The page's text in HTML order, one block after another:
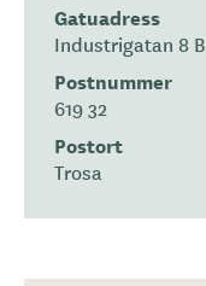
Gatuadress
Industrigatan 8 B
Postnummer
619 32
Postort
Trosa